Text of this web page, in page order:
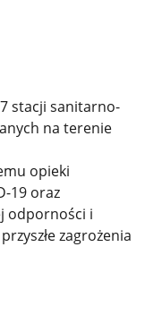
stacji sanitarno-
na terenie
opieki
19 oraz
odporności i
zagrożenia